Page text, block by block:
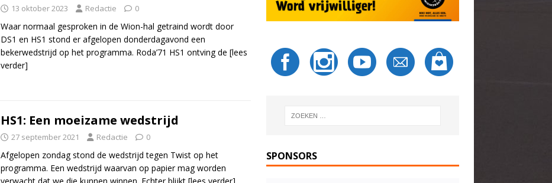
13 oktober 2023 Redactie 0
Waar normaal gesproken in de Wion-hal getraind wordt door
DS1 en HS1 stond er afgelopen donderdagavond een
bekerwedstrijd op het programma. Roda’71 HS1 ontving de [lees
verder]
HS1: Een moeizame wedstrijd
27 september 2021 Redactie 0
Afgelopen zondag stond de wedstrijd tegen Twist op het
programma. Een wedstrijd waarvan op papier mag worden
verwacht dat we die kunnen winnen. Echter blijkt [lees verder]
SPONSORS